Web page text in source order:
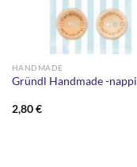
HANDMADE
Gründl Handmade -nappi
2,80€